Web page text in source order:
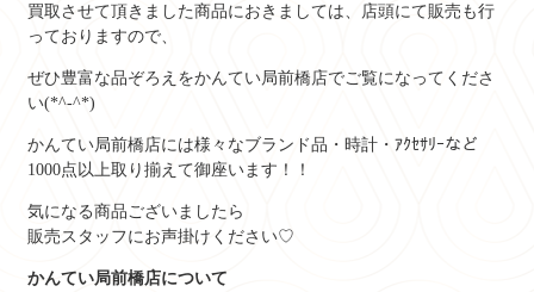
買取させて頂きました商品におきましては、店頭にて販売も行
っておりますので、
ぜひ豊富な品ぞろえをかんてい局前橋店でご覧になってくださ
い(*^-^*)
かんてい局前橋店には様々なブランド品・時計・ｱｸｾｻﾘｰなど
1000点以上取り揃えて御座います！！
気になる商品ございましたら
販売スタッフにお声掛けください♡
かんてい局前橋店について